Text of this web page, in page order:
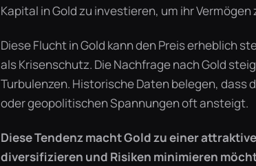
Kapital in Gold zu investieren, um ihr Vermögen
Diese Flucht in Gold kann den Preis erheblich
als Krisenschutz. Die Nachfrage nach Gold
Turbulenzen. Historische Daten belegen, dass
oder geopolitischen Spannungen oft ansteigt.
Diese Tendenz macht Gold zu einer
diversifizieren und Risiken minimieren